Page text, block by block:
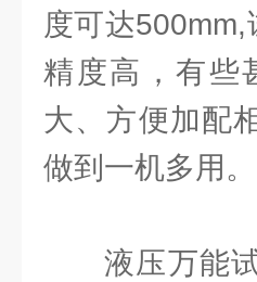
度可达
精度高，有些
大、方便加配
做到一机多用。
液压万能